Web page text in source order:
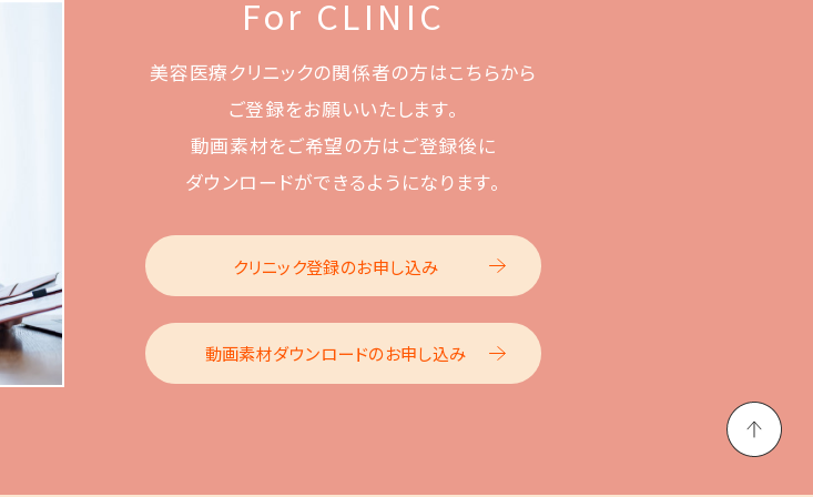
For CLINIC
美容医療クリニックの関係者の方はこちらから
ご登録をお願いいたします。
動画素材をご希望の方はご登録後に
ダウンロードができるようになります。
クリニック登録のお申し込み
動画素材ダウンロードのお申し込み